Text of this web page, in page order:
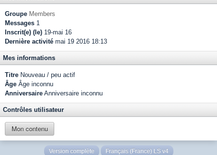
Groupe Members
Messages 1
Inscrit(e) (le) 19-mai 16
Dernière activité mai 19 2016 18:13
Mes informations
Titre Nouveau / peu actif
Âge Âge inconnu
Anniversaire Anniversaire inconnu
Contrôles utilisateur
Mon contenu
Version complète Français (France) LS v4